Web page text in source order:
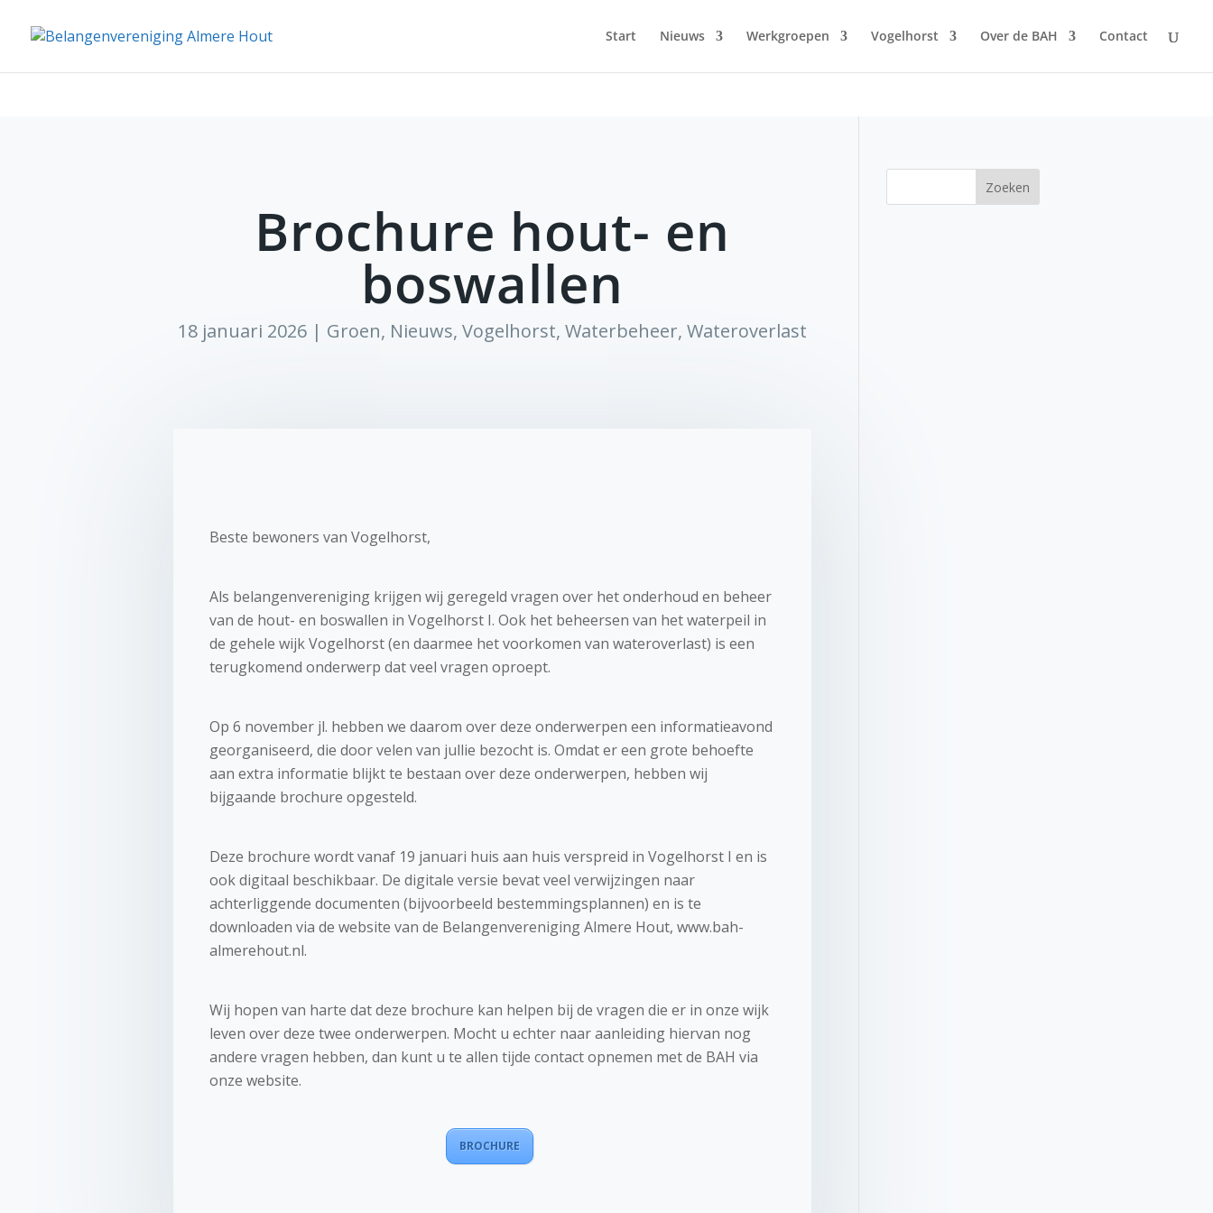
Start Nieuws Werkgroepen Vogelhorst Over de BAH Contact
Brochure hout- en
boswallen
18 januari 2026| Groen, Nieuws, Vogelhorst, Waterbeheer, Wateroverlast
Beste bewoners van Vogelhorst,
Als belangenvereniging krijgen wij geregeld vragen over het onderhoud en beheer
van de hout- en boswallen in Vogelhorst I. Ook het beheersen van het waterpeil in
de gehele wijk Vogelhorst (en daarmee het voorkomen van wateroverlast) is een
terugkomend onderwerp dat veel vragen oproept.
Op 6 november jl. hebben we daarom over deze onderwerpen een informatieavond
georganiseerd, die door velen van jullie bezocht is. Omdat er een grote behoefte
aan extra informatie blijkt te bestaan over deze onderwerpen, hebben wij
bijgaande brochure opgesteld.
Deze brochure wordt vanaf 19 januari huis aan huis verspreid in Vogelhorst I en is
ook digitaal beschikbaar. De digitale versie bevat veel verwijzingen naar
achterliggende documenten (bijvoorbeeld bestemmingsplannen) en is te
downloaden via de website van de Belangenvereniging Almere Hout, www.bah-
almerehout.nl.
Wij hopen van harte dat deze brochure kan helpen bij de vragen die er in onze wijk
leven over deze twee onderwerpen. Mocht u echter naar aanleiding hiervan nog
andere vragen hebben, dan kunt u te allen tijde contact opnemen met de BAH via
onze website.
BROCHURE